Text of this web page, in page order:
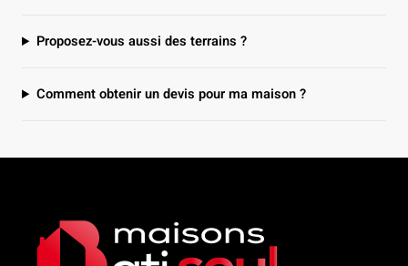
Proposez-vous aussi des terrains ?
Comment obtenir un devis pour ma maison ?